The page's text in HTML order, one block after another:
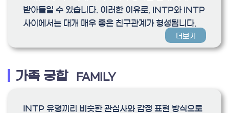
받아들일 수 있습니다. 이러한 이유로, INTP와 INTP
사이에서는 대개 매우 좋은 친구관계가 형성됩니다.
더보기
가족 궁합 FAMILY
INTP 유형끼리 비슷한 관심사와 감정 표현 방식으로